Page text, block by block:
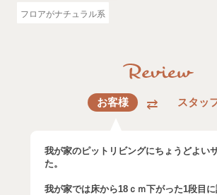
フロアがナチュラル系
お客様 スタッ
我が家のピットリビングにちょうどよい
た。
我が家では床から18ｃｍ下がった1段目